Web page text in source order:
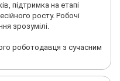
підтримка на етапі
росту. Робочі
зрозумілі.
роботодавця з сучасним